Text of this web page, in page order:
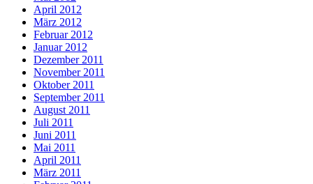
April 2012
März 2012
Februar 2012
Januar 2012
Dezember 2011
November 2011
Oktober 2011
September 2011
August 2011
Juli 2011
Juni 2011
Mai 2011
April 2011
März 2011